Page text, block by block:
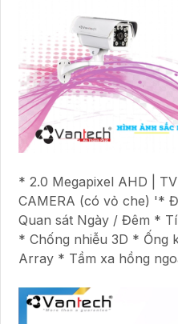
* 2.0 Megapixel AHD |
CAMERA (có vỏ che) '*
Quan sát Ngày / Đêm *
* Chống nhiễu 3D * Ống
Array * Tầm xa hồng